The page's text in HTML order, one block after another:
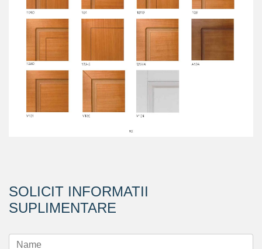
SOLICIT INFORMATII
SUPLIMENTARE